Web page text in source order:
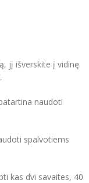
jį išverskite į vidinę
naudoti
spalvotiems
kas dvi savaites, 40